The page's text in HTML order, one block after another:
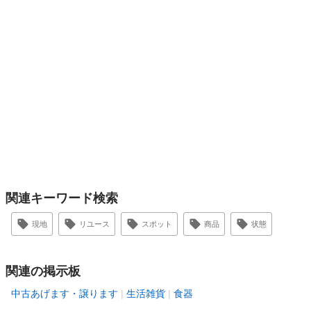
関連キーワード検索
現地 リユース スポット 商品 状態
関連の掲示板
中古あげます・譲ります 生活雑貨 食器